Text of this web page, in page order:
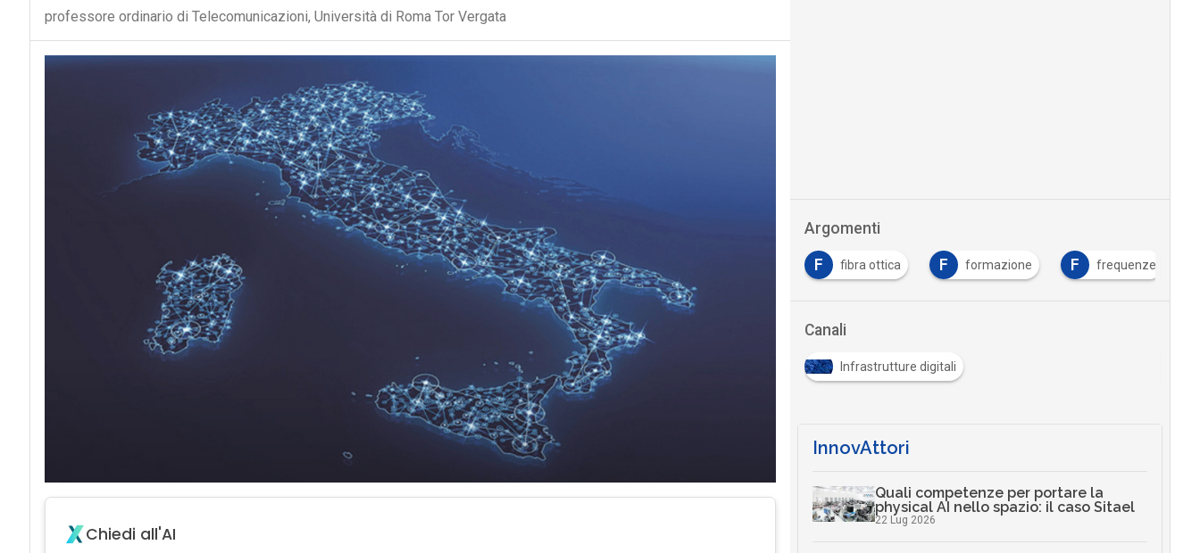
professore ordinario di Telecomunicazioni, Università di Roma Tor Vergata
Chiedi all'AI
Argomenti
F fibra ottica F formazione F frequenze
Canali
Infrastrutture digitali
InnovAttori
Quali competenze per portare la
physical AI nello spazio: il caso Sitael
22 Lug 2026